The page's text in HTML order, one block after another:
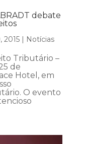
debate
2015| Notícias
Tributário –
de
Hotel, em
O evento